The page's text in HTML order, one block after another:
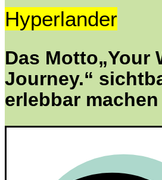
Hyperlander
Das Motto„Your
Journey.“
erlebbar machen